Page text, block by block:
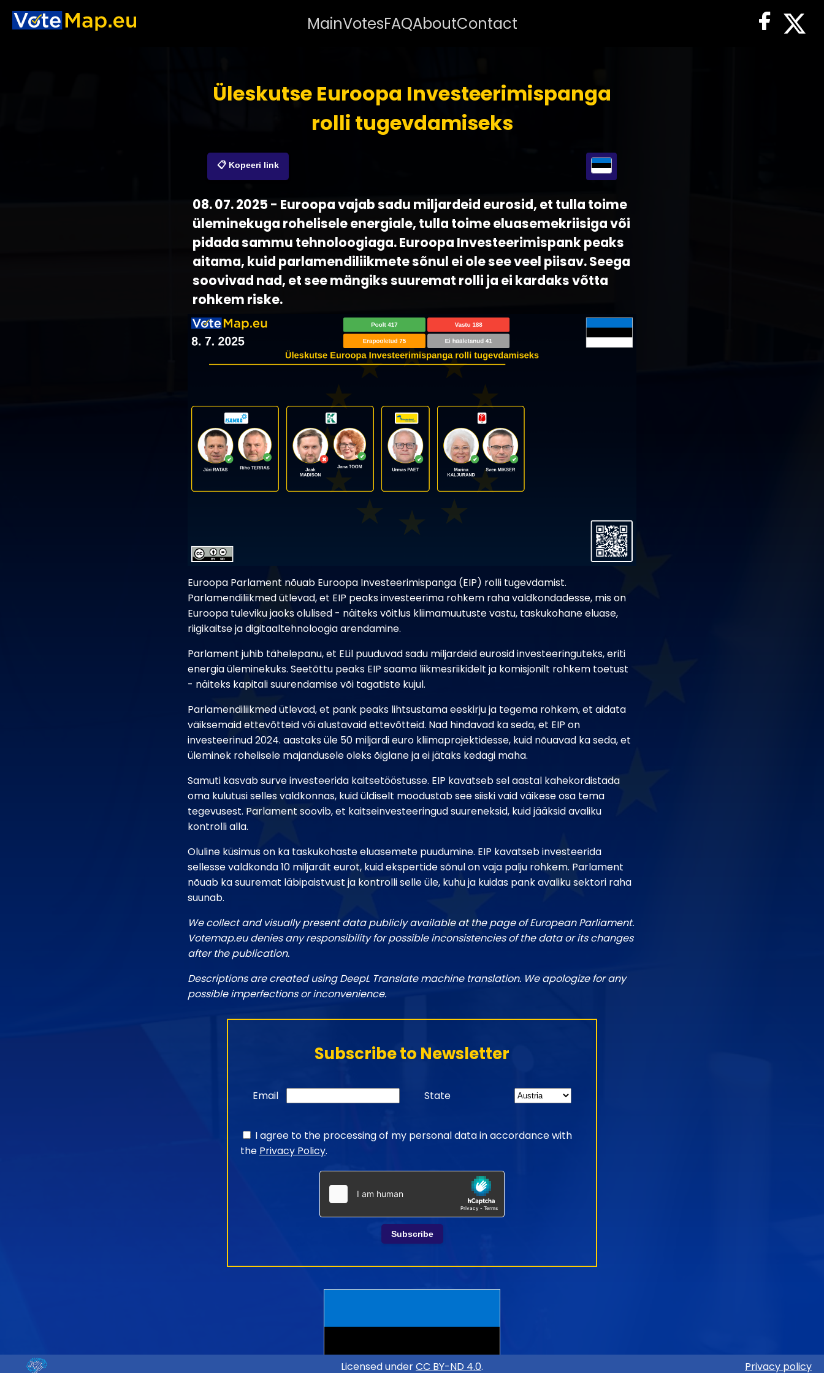
MainVotesFAQAboutContact
Üleskutse Euroopa Investeerimispanga
rolli tugevdamiseks
📋 Kopeeri link
08. 07. 2025 - Euroopa vajab sadu miljardeid eurosid, et tulla toime
üleminekuga rohelisele energiale, tulla toime eluasemekriisiga või
pidada sammu tehnoloogiaga. Euroopa Investeerimispank peaks
aitama, kuid parlamendiliikmete sõnul ei ole see veel piisav. Seega
soovivad nad, et see mängiks suuremat rolli ja ei kardaks võtta
rohkem riske.
Euroopa Parlament nõuab Euroopa Investeerimispanga (EIP) rolli tugevdamist.
Parlamendiliikmed ütlevad, et EIP peaks investeerima rohkem raha valdkondadesse, mis on
Euroopa tuleviku jaoks olulised - näiteks võitlus kliimamuutuste vastu, taskukohane eluase,
riigikaitse ja digitaaltehnoloogia arendamine.
Parlament juhib tähelepanu, et ELil puuduvad sadu miljardeid eurosid investeeringuteks, eriti
energia üleminekuks. Seetõttu peaks EIP saama liikmesriikidelt ja komisjonilt rohkem toetust
- näiteks kapitali suurendamise või tagatiste kujul.
Parlamendiliikmed ütlevad, et pank peaks lihtsustama eeskirju ja tegema rohkem, et aidata
väiksemaid ettevõtteid või alustavaid ettevõtteid. Nad hindavad ka seda, et EIP on
investeerinud 2024. aastaks üle 50 miljardi euro kliimaprojektidesse, kuid nõuavad ka seda, et
üleminek rohelisele majandusele oleks õiglane ja ei jätaks kedagi maha.
Samuti kasvab surve investeerida kaitsetööstusse. EIP kavatseb sel aastal kahekordistada
oma kulutusi selles valdkonnas, kuid üldiselt moodustab see siiski vaid väikese osa tema
tegevusest. Parlament soovib, et kaitseinvesteeringud suureneksid, kuid jääksid avaliku
kontrolli alla.
Oluline küsimus on ka taskukohaste eluasemete puudumine. EIP kavatseb investeerida
sellesse valdkonda 10 miljardit eurot, kuid ekspertide sõnul on vaja palju rohkem. Parlament
nõuab ka suuremat läbipaistvust ja kontrolli selle üle, kuhu ja kuidas pank avaliku sektori raha
suunab.
We collect and visually present data publicly available at the page of European Parliament.
Votemap.eu denies any responsibility for possible inconsistencies of the data or its changes
after the publication.
Descriptions are created using DeepL Translate machine translation. We apologize for any
possible imperfections or inconvenience.
Subscribe to Newsletter
Email State
I agree to the processing of my personal data in accordance with
the Privacy Policy.
Subscribe
Licensed underCC BY-ND 4.0. Privacy policy